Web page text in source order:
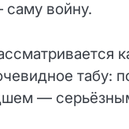
саму войну.
табу:
—